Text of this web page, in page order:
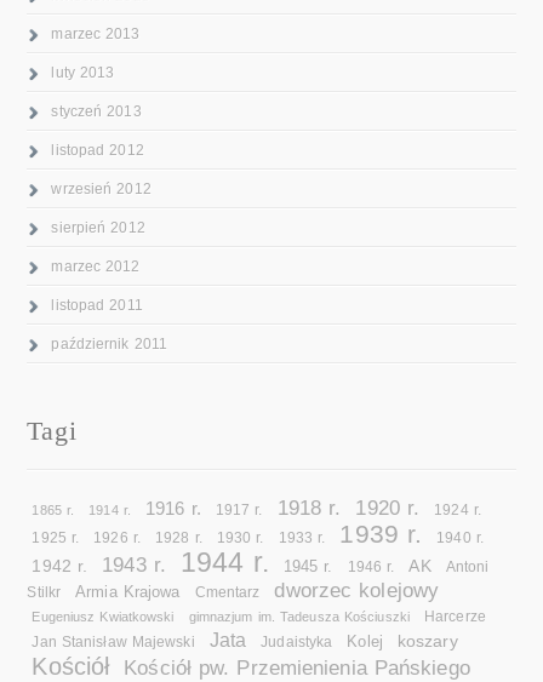
marzec 2013
luty 2013
styczeń 2013
listopad 2012
wrzesień 2012
sierpień 2012
marzec 2012
listopad 2011
październik 2011
Tagi
1865 r. 1914 r. 1916 r. 1917 r. 1918 r. 1920 r. 1924 r.
1925 r. 1926 r. 1928 r. 1930 r. 1933 r. 1939 r. 1940 r.
1942 r. 1943 r. 1944 r. 1945 r. 1946 r. AK
Antoni
Stilkr
Armia Krajowa Cmentarz dworzec kolejowy
Eugeniusz Kwiatkowski gimnazjum im. Tadeusza Kościuszki Harcerze
Jan Stanisław Majewski Jata Judaistyka Kolej koszary
Kościół Kościół pw. Przemienienia Pańskiego